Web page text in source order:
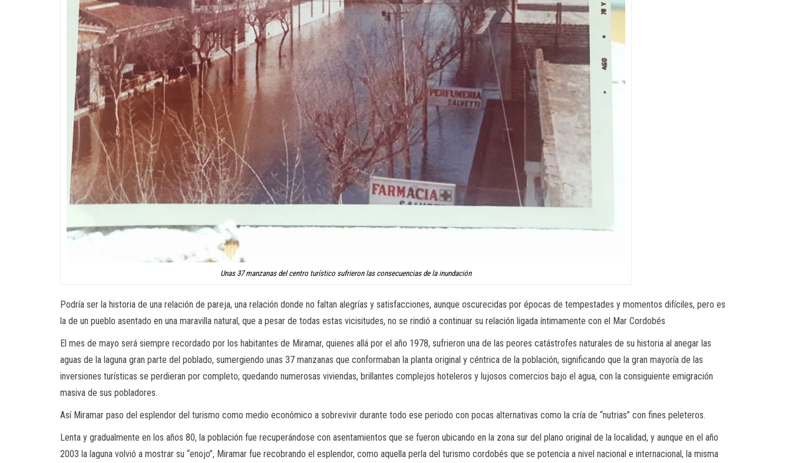
Unas 37 manzanas del centro turístico sufrieron las consecuencias de la inundación
Podría ser la historia de una relación de pareja, una relación donde no faltan alegrías y satisfacciones, aunque oscurecidas por épocas de tempestades y momentos difíciles, pero es
la de un pueblo asentado en una maravilla natural, que a pesar de todas estas vicisitudes, no se rindió a continuar su relación ligada íntimamente con el Mar Cordobés
El mes de mayo será siempre recordado por los habitantes de Miramar, quienes allá por el año 1978, sufrieron una de las peores catástrofes naturales de su historia al anegar las
aguas de la laguna gran parte del poblado, sumergiendo unas 37 manzanas que conformaban la planta original y céntrica de la población, significando que la gran mayoría de las
inversiones turísticas se perdieran por completo, quedando numerosas viviendas, brillantes complejos hoteleros y lujosos comercios bajo el agua, con la consiguiente emigración
masiva de sus pobladores.
Así Miramar paso del esplendor del turismo como medio económico a sobrevivir durante todo ese periodo con pocas alternativas como la cría de “nutrias” con fines peleteros.
Lenta y gradualmente en los años 80, la población fue recuperándose con asentamientos que se fueron ubicando en la zona sur del plano original de la localidad, y aunque en el año
2003 la laguna volvió a mostrar su “enojo”, Miramar fue recobrando el esplendor, como aquella perla del turismo cordobés que se potencia a nivel nacional e internacional, la misma